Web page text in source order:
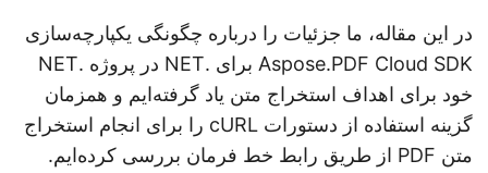
در این مقاله، ما جزئیات را درباره چگونگی یکپارچه‌سازی
Aspose.PDF Cloud SDK برای .NET در پروژه .NET
خود برای اهداف استخراج متن یاد گرفته‌ایم و همزمان
گزینه استفاده از دستورات cURL را برای انجام استخراج
متن PDF از طریق رابط خط فرمان بررسی کرده‌ایم.